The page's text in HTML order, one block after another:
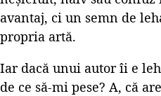
avantaj, ci un semn de
propria artă.
Iar dacă unui autor îi e
de ce să-mi pese? A, că